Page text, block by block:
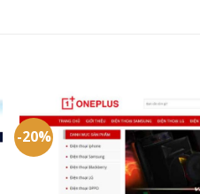
-20%